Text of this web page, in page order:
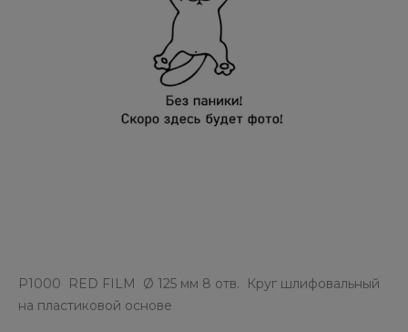
P1000 RED FILM Ø 125 мм 8 отв. Круг шлифовальный
на пластиковой основе